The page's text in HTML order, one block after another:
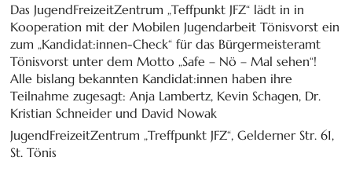
Das JugendFreizeitZentrum „Teffpunkt JFZ“ lädt in in
Kooperation mit der Mobilen Jugendarbeit Tönisvorst ein
zum „Kandidat:innen-Check“ für das Bürgermeisteramt
Tönisvorst unter dem Motto „Safe – Nö – Mal sehen“!
Alle bislang bekannten Kandidat:innen haben ihre
Teilnahme zugesagt: Anja Lambertz, Kevin Schagen, Dr.
Kristian Schneider und David Nowak
JugendFreizeitZentrum „Treffpunkt JFZ“, Gelderner Str. 61,
St. Tönis